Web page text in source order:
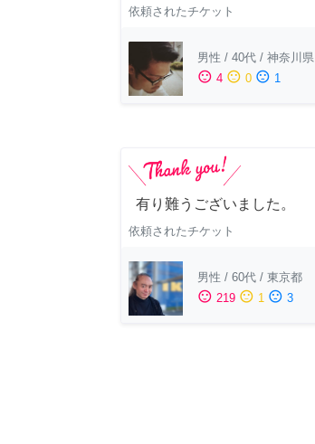
依頼されたチケット
男性 / 40代 / 神奈川県
sentiment_satisfied 4 sentiment_neutral 0 sentiment_dissatisfied 1
有り難うございました。
依頼されたチケット
男性 / 60代 / 東京都
sentiment_satisfied 219 sentiment_neutral 1 sentiment_dissatisfied 3